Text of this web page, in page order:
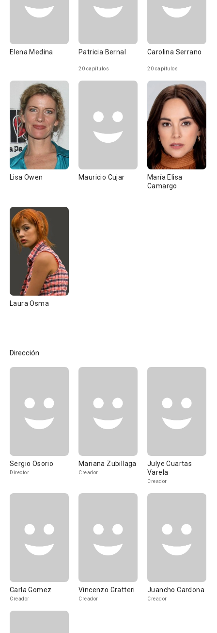
Elena Medina Patricia Bernal
20 capítulos
Carolina Serrano
20 capítulos
Lisa Owen Mauricio Cujar
María Elisa
Camargo
Laura Osma
Dirección
Sergio Osorio
Director
Mariana Zubillaga
Creador
Julye Cuartas
Varela
Creador
Carla Gomez
Creador
Vincenzo Gratteri
Creador
Juancho Cardona
Creador